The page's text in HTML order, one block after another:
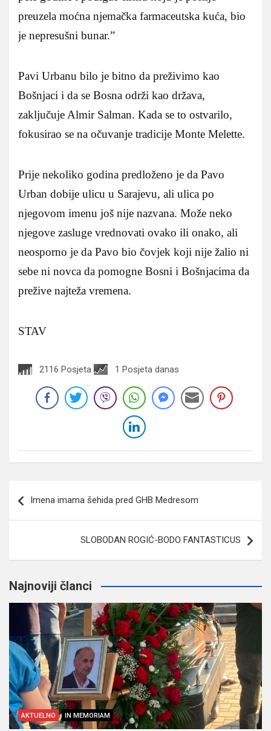
preuzela moćna njemačka farmaceutska kuća, bio
je nepresušni bunar.”
Pavi Urbanu bilo je bitno da preživimo kao
Bošnjaci i da se Bosna održi kao država,
zaključuje Almir Salman. Kada se to ostvarilo,
fokusirao se na očuvanje tradicije Monte Melette.
Prije nekoliko godina predloženo je da Pavo
Urban dobije ulicu u Sarajevu, ali ulica po
njegovom imenu još nije nazvana. Može neko
njegove zasluge vrednovati ovako ili onako, ali
neosporno je da Pavo bio čovjek koji nije žalio ni
sebe ni novca da pomogne Bosni i Bošnjacima da
prežive najteža vremena.
STAV
2116 Posjeta 1 Posjeta danas
članaka
Imena imama šehida pred GHB Medresom
SLOBODAN ROGIĆ-BODO FANTASTICUS
Najnoviji članci
AKTUELNO IN MEMORIAM